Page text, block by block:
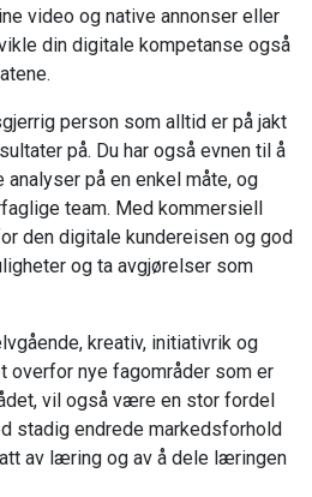
video og native annonser eller
din digitale kompetanse også
person som alltid er på jakt
på. Du har også evnen til å
på en enkel måte, og
team. Med kommersiell
den digitale kundereisen og god
og ta avgjørelser som
kreativ, initiativrik og
overfor nye fagområder som er
vil også være en stor fordel
stadig endrede markedsforhold
av læring og av å dele læringen